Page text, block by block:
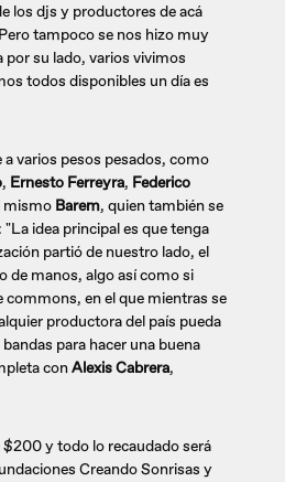
los djs y productores de acá
tampoco se nos hizo muy
por su lado, varios vivimos
todos disponibles un día es
a varios pesos pesados, como
, Ernesto Ferreyra, Federico
mismo Barem, quien también se
idea principal es que tenga
partió de nuestro lado, el
de manos, algo así como si
commons, en el que mientras se
productora del país pueda
para hacer una buena
conAlexis Cabrera,
y todo lo recaudado será
Creando Sonrisas y